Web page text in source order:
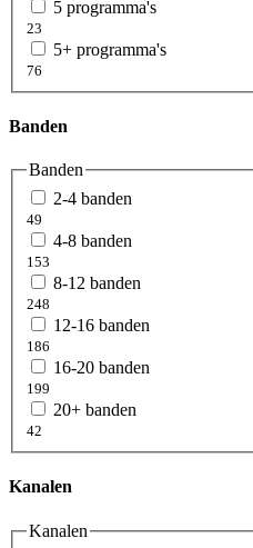
5 programma's
23
5+ programma's
76
Banden
Banden
2-4 banden
49
4-8 banden
153
8-12 banden
248
12-16 banden
186
16-20 banden
199
20+ banden
42
Kanalen
Kanalen